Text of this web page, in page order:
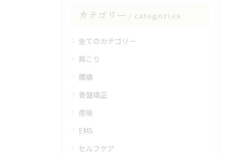
カテゴリー categories
全てのカテゴリー
肩こり
腰痛
骨盤矯正
産後
EMS
セルフケア